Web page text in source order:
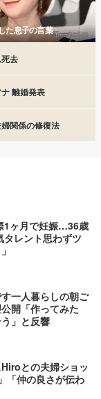
た息子の言葉
去
離婚発表
関係の修復法
1ヶ月で妊娠…36歳
レント思わずツ
一人暮らしの朝ご
開「作ってみた
」と反響
との夫婦ショッ
「仲の良さが伝わ